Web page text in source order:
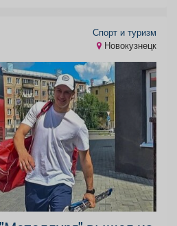
Спорт и туризм
Новокузнецк